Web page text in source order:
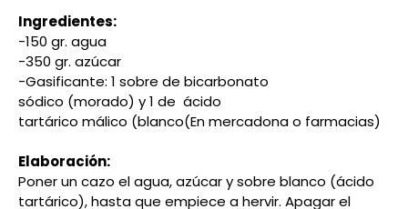
Ingredientes:
-150 gr. agua
-350 gr. azúcar
-Gasificante: 1 sobre de bicarbonato
sódico (morado) y 1 de ácido
tartárico málico (blanco(En mercadona o farmacias)
Elaboración:
Poner un cazo el agua, azúcar y sobre blanco (ácido
tartárico), hasta que empiece a hervir. Apagar el